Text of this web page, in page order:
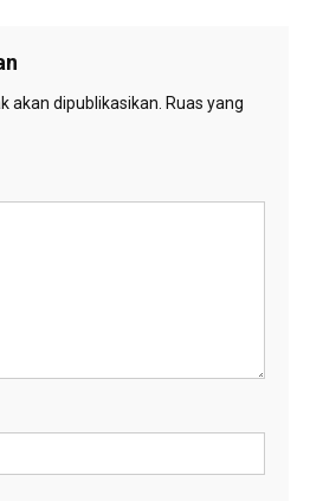
akan dipublikasikan. Ruas yang